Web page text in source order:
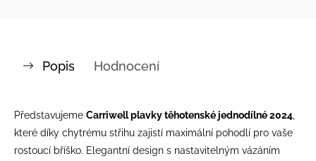
Popis Hodnocení
Představujeme Carriwell plavky těhotenské jednodílné 2024
které díky chytrému střihu zajistí maximální pohodlí pro vaše
rostoucí bříško. Elegantní design s nastavitelným vázáním